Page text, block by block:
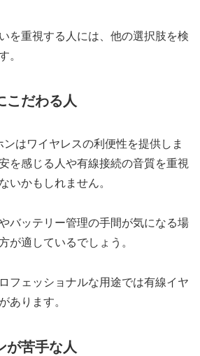
を重視する人には、他の選択肢を検
。
こだわる人
はワイヤレスの利便性を提供しま
を感じる人や有線接続の音質を重視
いかもしれません。
バッテリー管理の手間が気になる場
が適しているでしょう。
フェッショナルな用途では有線イヤ
あります。
が苦手な人